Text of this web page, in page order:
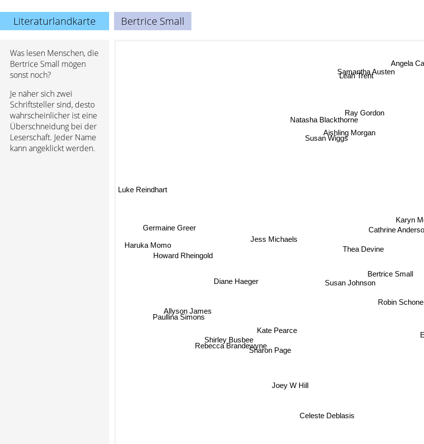
Literaturlandkarte Bertrice Small
Was lesen Menschen, die
Bertrice Small mögen
sonst noch?
Je näher sich zwei
Schriftsteller sind, desto
wahrscheinlicher ist eine
Überschneidung bei der
Leserschaft. Jeder Name
kann angeklickt werden.
Bertrice Small
Thea Devine
Robin Schone
Susan Johnson
Cathrine
Karyn
Kate Pearce
Jess Michaels
Celeste Deblasis
Susan Wiggs
Rebecca Brandewyne
Sharon Page
Shirley Busbee
Diane Haeger
Joey W Hill
Ray Gordon
Aishling Morgan
Howard Rheingold
Paullina Simons
Germaine Greer
Allyson James
Haruka Momo
Samantha Austen
Leah Trent
Natasha Blackthorne
Luke Reindhart
Angela